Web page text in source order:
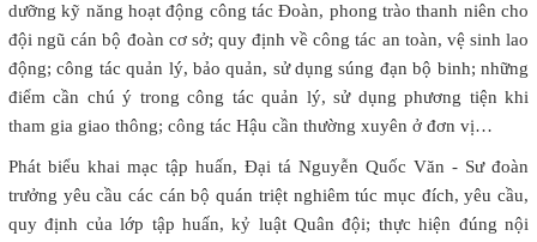
dưỡng kỹ năng hoạt động công tác Đoàn, phong trào thanh niên cho
đội ngũ cán bộ đoàn cơ sở; quy định về công tác an toàn, vệ sinh lao
động; công tác quản lý, bảo quản, sử dụng súng đạn bộ binh; những
điểm cần chú ý trong công tác quản lý, sử dụng phương tiện khi
tham gia giao thông; công tác Hậu cần thường xuyên ở đơn vị…
Phát biểu khai mạc tập huấn, Đại tá Nguyễn Quốc Văn - Sư đoàn
trưởng yêu cầu các cán bộ quán triệt nghiêm túc mục đích, yêu cầu,
quy định của lớp tập huấn, kỷ luật Quân đội; thực hiện đúng nội